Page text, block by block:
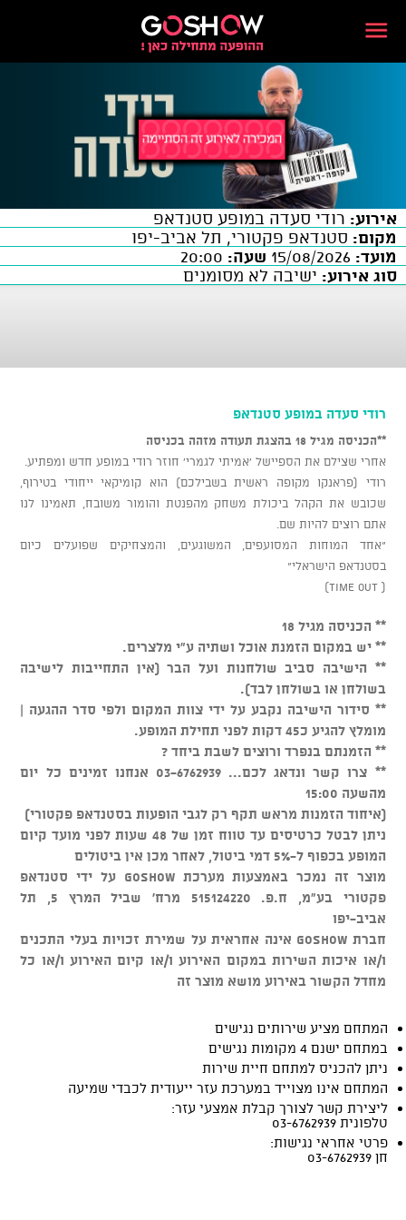
אירוע: רודי סעדה במופע סטנדאפ
מקום: סטנדאפ פקטורי, תל אביב-יפו
מועד:
שעה:
סוג אירוע: ישיבה לא מסומנים
רודי סעדה במופע סטנדאפ
**הכניסה מגיל 18 בהצגת תעודה מזהה בכניסה
אחרי שצילם את הספיישל ‘אמיתי לגמרי‘ חוזר רודי במופע חדש ומפתיע.
רודי (פראנקו מקופה ראשית בשבילכם) הוא קומיקאי ייחודי בטירוף,
שכובש את הקהל ביכולת משחק מהפנטת והומור משובח, תאמינו לנו
אתם רוצים להיות שם.
"אחד המוחות המסועפים, המשוגעים, והמצחיקים שפועלים כיום
בסטנדאפ הישראלי"
( time out)
** הכניסה מגיל 18
** יש במקום הזמנת אוכל ושתיה ע"י מלצרים.
** הישיבה סביב שולחנות ועל הבר (אין התחייבות לישיבה
בשולחן או בשולחן לבד).
** סידור הישיבה נקבע על ידי צוות המקום ולפי סדר ההגעה |
מומלץ להגיע כ45 דקות לפני תחילת המופע.
** הזמנתם בנפרד ורוצים לשבת ביחד ?
** צרו קשר ונדאג לכם... 03-6762939 אנחנו זמינים כל יום
מהשעה 15:00
(איחוד הזמנות מראש תקף רק לגבי הופעות בסטנדאפ פקטורי)
ניתן לבטל כרטיסים עד טווח זמן של 48 שעות לפני מועד קיום
המופע בכפוף ל-5% דמי ביטול, לאחר מכן אין ביטולים
מוצר זה נמכר באמצעות מערכת GOSHOW על ידי סטנדאפ
פקטורי בע"מ, ח.פ. 515124220 מרח' שביל המרץ 5, תל
אביב-יפו
חברת GOSHOW אינה אחראית על שמירת זכויות בעלי התכנים
ו/או איכות השירות במקום האירוע ו/או קיום האירוע ו/או כל
מחדל הקשור באירוע מושא מוצר זה
המתחם מציע שירותים נגישים
במתחם ישנם 4 מקומות נגישים
ניתן להכניס למתחם חיית שירות
המתחם אינו מצוייד במערכת עזר ייעודית לכבדי שמיעה
ליצירת קשר לצורך קבלת אמצעי עזר:
טלפונית 03-6762939
פרטי אחראי נגישות:
חן 03-6762939